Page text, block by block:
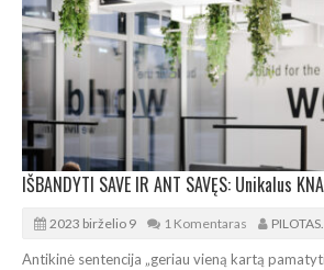
2023 birželio 9 1 Komentaras
Antikinė sentencija „geriau vieną kartą